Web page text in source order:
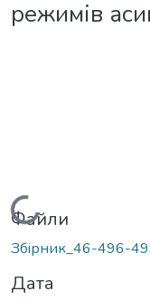
режимів
Вантажиться...
Файли
Збiрник_46-496-
Дата